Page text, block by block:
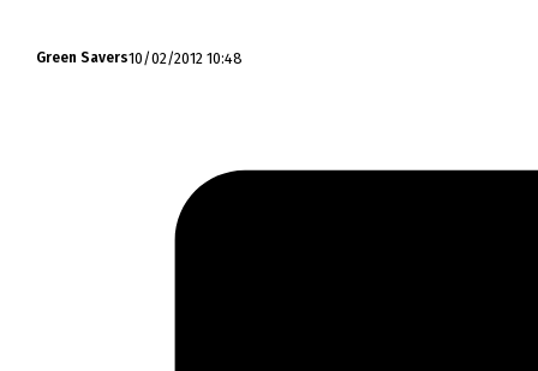
Green Savers10/02/2012 10:48